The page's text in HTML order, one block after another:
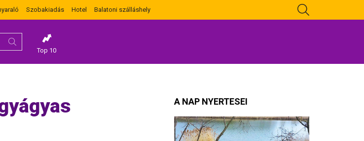
Szobakiadás Hotel Balatoni szálláshely
Top 10
A NAP NYERTESEI